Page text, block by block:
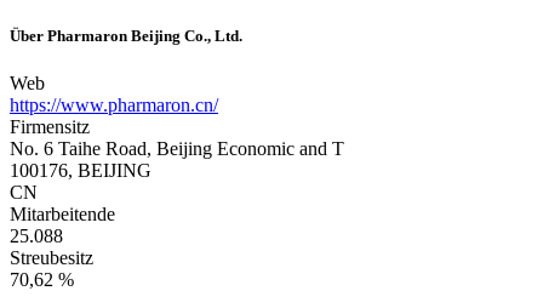
Über Pharmaron Beijing Co., Ltd.
Web
https://www.pharmaron.cn/
Firmensitz
No. 6 Taihe Road, Beijing Economic and T
100176, BEIJING
CN
Mitarbeitende
25.088
Streubesitz
70,62 %